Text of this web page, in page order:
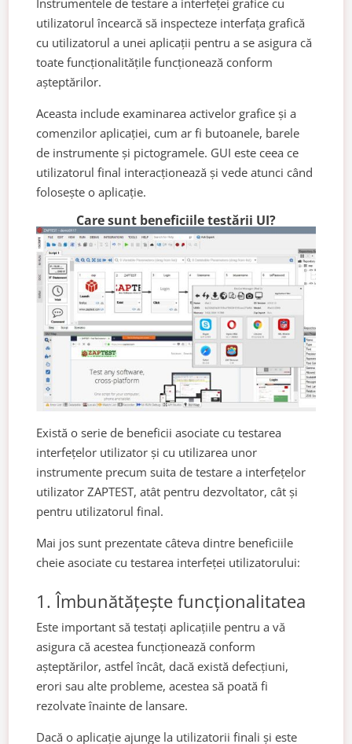
Instrumentele de testare a interfeței grafice cu
utilizatorul încearcă să inspecteze interfața grafică
cu utilizatorul a unei aplicații pentru a se asigura că
toate funcționalitățile funcționează conform
așteptărilor.
Aceasta include examinarea activelor grafice și a
comenzilor aplicației, cum ar fi butoanele, barele
de instrumente și pictogramele. GUI este ceea ce
utilizatorul final interacționează și vede atunci când
folosește o aplicație.
Care sunt beneficiile testării UI?
Există o serie de beneficii asociate cu testarea
interfețelor utilizator și cu utilizarea unor
instrumente precum suita de testare a interfețelor
utilizator ZAPTEST, atât pentru dezvoltator, cât și
pentru utilizatorul final.
Mai jos sunt prezentate câteva dintre beneficiile
cheie asociate cu testarea interfeței utilizatorului:
1. Îmbunătățește funcționalitatea
Este important să testați aplicațiile pentru a vă
asigura că acestea funcționează conform
așteptărilor, astfel încât, dacă există defecțiuni,
erori sau alte probleme, acestea să poată fi
rezolvate înainte de lansare.
Dacă o aplicație ajunge la utilizatorii finali și este